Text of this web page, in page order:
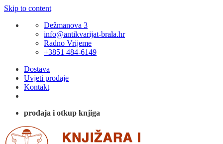
Skip to content
Dežmanova 3
info@antikvarijat-brala.hr
Radno Vrijeme
+3851 484-6149
Dostava
Uvjeti prodaje
Kontakt
prodaja i otkup knjiga